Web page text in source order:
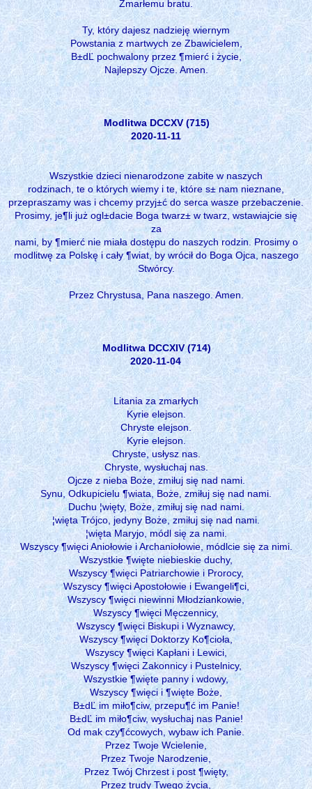
Zmarłemu bratu.
Ty, który dajesz nadzieję wiernym
Powstania z martwych ze Zbawicielem,
B±dĽ pochwalony przez ¶mierć i życie,
Najlepszy Ojcze. Amen.
Modlitwa DCCXV (715)
2020-11-11
Wszystkie dzieci nienarodzone zabite w naszych
rodzinach, te o których wiemy i te, które s± nam nieznane,
przepraszamy was i chcemy przyj±ć do serca wasze przebaczenie.
Prosimy, je¶li już ogl±dacie Boga twarz± w twarz, wstawiajcie się
za
nami, by ¶mierć nie miała dostępu do naszych rodzin. Prosimy o
modlitwę za Polskę i cały ¶wiat, by wrócił do Boga Ojca, naszego
Stwórcy.
Przez Chrystusa, Pana naszego. Amen.
Modlitwa DCCXIV (714)
2020-11-04
Litania za zmarłych
Kyrie elejson.
Chryste elejson.
Kyrie elejson.
Chryste, usłysz nas.
Chryste, wysłuchaj nas.
Ojcze z nieba Boże, zmiłuj się nad nami.
Synu, Odkupicielu ¶wiata, Boże, zmiłuj się nad nami.
Duchu ¦więty, Boże, zmiłuj się nad nami.
¦więta Trójco, jedyny Boże, zmiłuj się nad nami.
¦więta Maryjo, módl się za nami.
Wszyscy ¶więci Aniołowie i Archaniołowie, módlcie się za nimi.
Wszystkie ¶więte niebieskie duchy,
Wszyscy ¶więci Patriarchowie i Prorocy,
Wszyscy ¶więci Apostołowie i Ewangeli¶ci,
Wszyscy ¶więci niewinni Młodziankowie,
Wszyscy ¶więci Męczennicy,
Wszyscy ¶więci Biskupi i Wyznawcy,
Wszyscy ¶więci Doktorzy Ko¶cioła,
Wszyscy ¶więci Kapłani i Lewici,
Wszyscy ¶więci Zakonnicy i Pustelnicy,
Wszystkie ¶więte panny i wdowy,
Wszyscy ¶więci i ¶więte Boże,
B±dĽ im miło¶ciw, przepu¶ć im Panie!
B±dĽ im miło¶ciw, wysłuchaj nas Panie!
Od mak czy¶ćcowych, wybaw ich Panie.
Przez Twoje Wcielenie,
Przez Twoje Narodzenie,
Przez Twój Chrzest i post ¶więty,
Przez trudy Twego życia,